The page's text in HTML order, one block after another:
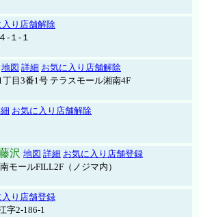
入り店舗解除
-１-１
地図 詳細 お気に入り店舗解除
目3番1号 テラスモール湘南4F
お気に入り店舗解除
沢 地図 詳細 お気に入り店舗登録
ールFILL2F（ノジマ内）
入り店舗登録
字2-186-1